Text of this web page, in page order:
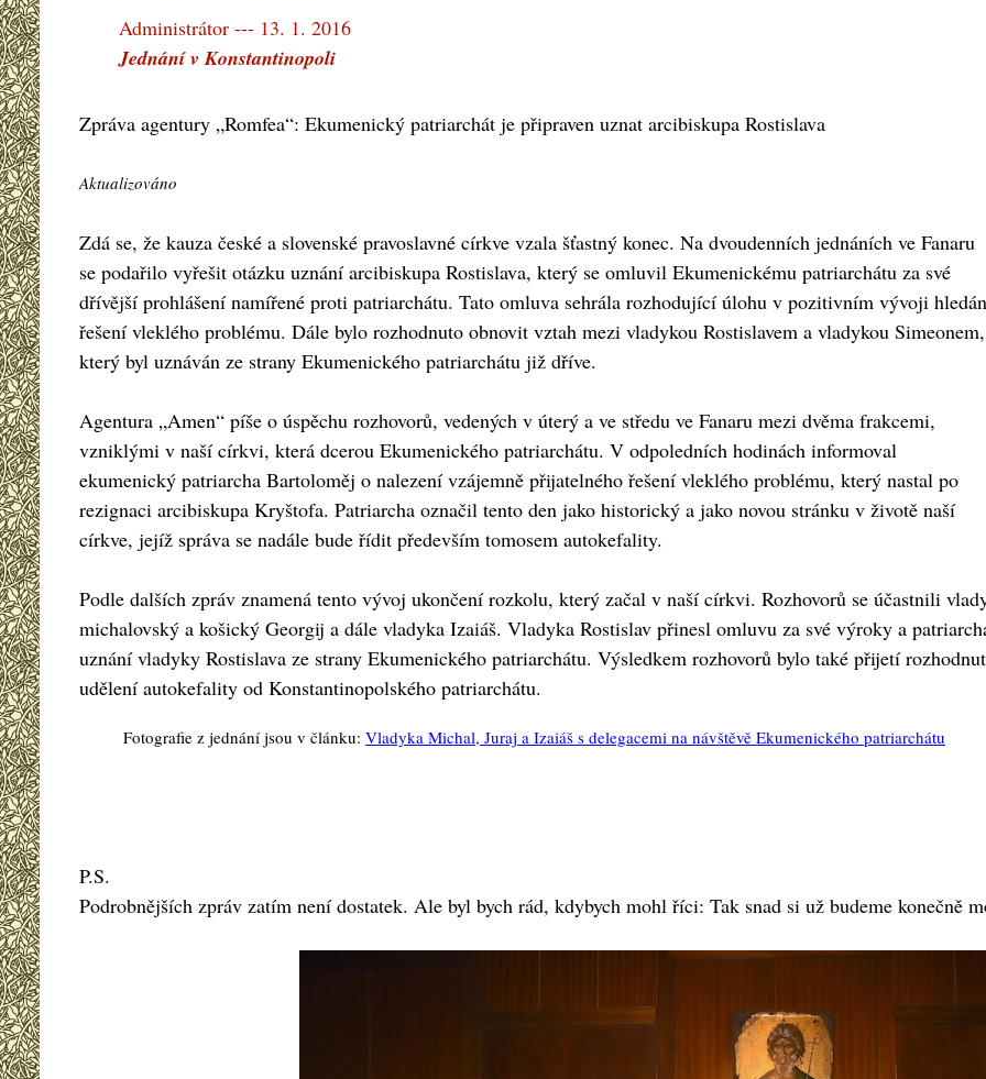
Administrátor --- 13. 1. 2016
Jednání v Konstantinopoli
Zpráva agentury „Romfea“: Ekumenický patriarchát je připraven uznat arcibiskupa Rostislava
Aktualizováno
Zdá se, že kauza české a slovenské pravoslavné církve vzala šťastný konec. Na dvoudenních jednáních ve Fanaru
se podařilo vyřešit otázku uznání arcibiskupa Rostislava, který se omluvil Ekumenickému patriarchátu za své
dřívější prohlášení namířené proti patriarchátu. Tato omluva sehrála rozhodující úlohu v pozitivním vývoji
řešení vleklého problému. Dále bylo rozhodnuto obnovit vztah mezi vladykou Rostislavem a vladykou Simeonem,
který byl uznáván ze strany Ekumenického patriarchátu již dříve.
Agentura „Amen“ píše o úspěchu rozhovorů, vedených v úterý a ve středu ve Fanaru mezi dvěma frakcemi,
vzniklými v naší církvi, která dcerou Ekumenického patriarchátu. V odpoledních hodinách informoval
ekumenický patriarcha Bartoloměj o nalezení vzájemně přijatelného řešení vleklého problému, který nastal po
rezignaci arcibiskupa Kryštofa. Patriarcha označil tento den jako historický a jako novou stránku v životě naší
církve, jejíž správa se nadále bude řídit především tomosem autokefality.
Podle dalších zpráv znamená tento vývoj ukončení rozkolu, který začal v naší církvi. Rozhovorů se účastnili
michalovský a košický Georgij a dále vladyka Izaiáš. Vladyka Rostislav přinesl omluvu za své výroky a
uznání vladyky Rostislava ze strany Ekumenického patriarchátu. Výsledkem rozhovorů bylo také přijetí
udělení autokefality od Konstantinopolského patriarchátu.
Fotografie z jednání jsou v článku: Vladyka Michal, Juraj a Izaiáš s delegacemi na návštěvě Ekumenického patriarchátu
P.S.
Podrobnějších zpráv zatím není dostatek. Ale byl bych rád, kdybych mohl říci: Tak snad si už budeme konečně